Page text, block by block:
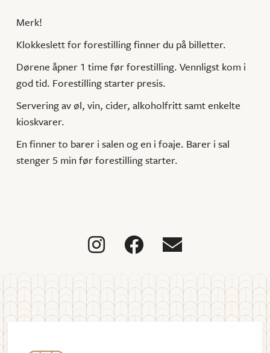
Merk!
Klokkeslett for forestilling finner du på billetter.
Dørene åpner 1 time før forestilling. Vennligst kom i
god tid. Forestilling starter presis.
Servering av øl, vin, cider, alkoholfritt samt enkelte
kioskvarer.
En finner to barer i salen og en i foaje. Barer i sal
stenger 5 min før forestilling starter.
  